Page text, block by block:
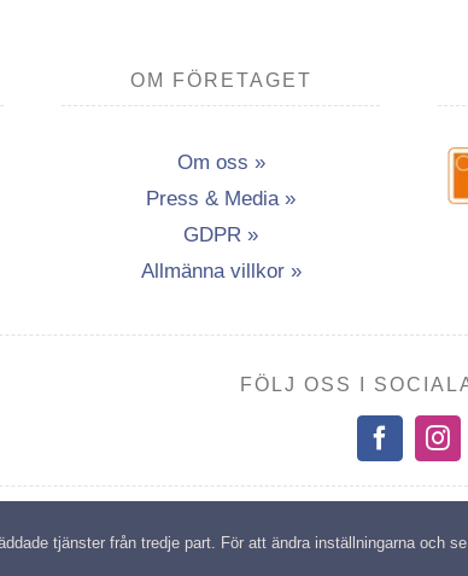
OM FÖRETAGET
Om oss »
Press & Media »
GDPR »
Allmänna villkor »
FÖLJ OSS I
Copyright: Transport- & Miljöutbildning i
tjänster från tredje part. För att ändra inställningarna och